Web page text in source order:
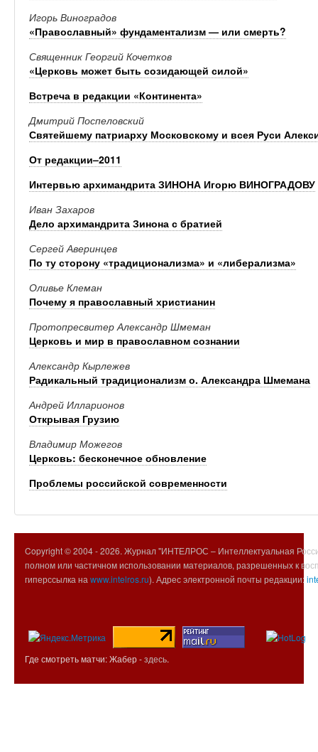
Игорь Виноградов
«Православный» фундаментализм — или смерть?
Священник Георгий Кочетков
«Церковь может быть созидающей силой»
Встреча в редакции «Континента»
Дмитрий Поспеловский
Святейшему патриарху Московскому и всея Руси
От редакции–2011
Интервью архимандрита ЗИНОНА Игорю ВИНОГРАДОВУ
Иван Захаров
Дело архимандрита Зинона с братией
Сергей Аверинцев
По ту сторону «традиционализма» и «либерализма»
Оливье Клеман
Почему я православный христианин
Протопресвитер Александр Шмеман
Церковь и мир в православном сознании
Александр Кырлежев
Радикальный традиционализм о. Александра Шмемана
Андрей Илларионов
Открывая Грузию
Владимир Можегов
Церковь: бесконечное обновление
Проблемы российской современности
Copyright © 2004 -2026. Журнал "ИНТЕЛРОС – Интеллектуальная
полном или частичном использовании материалов, разрешенных к
гиперссылка на www.intelros.ru). Адрес электронной почты редакции:
Где смотреть матчи: Жабер -здесь.